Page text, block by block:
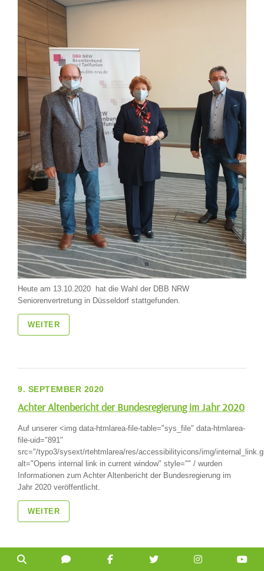
Heute am 13.10.2020 hat die Wahl der DBB NRW
Seniorenvertretung in Düsseldorf stattgefunden.
WEITER
9. SEPTEMBER 2020
Achter Altenbericht der Bundesregierung im Jahr 2020
Auf unserer <img data-htmlarea-file-table="sys_file" data-htmlarea-
file-uid="891"
src="/typo3/sysext/rtehtmlarea/res/accessibilityicons/img/
alt="Opens internal link in current window" style="" / wurden
Informationen zum Achter Altenbericht der Bundesregierung im
Jahr 2020 veröffentlicht.
WEITER